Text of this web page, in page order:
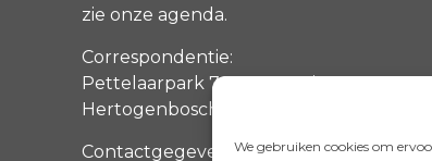
We gebruiken cookies om
zie onze agenda.
Correspondentie:
Pettelaarpark 70, 5216 PP ‘s-
Hertogenbosch
Contactgegevens